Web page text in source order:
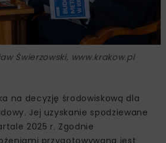
Świerzowski, www.krakow.pl
na decyzję środowiskową dla
Jej uzyskanie spodziewane
2025 r. Zgodnie
przygotowywana jest